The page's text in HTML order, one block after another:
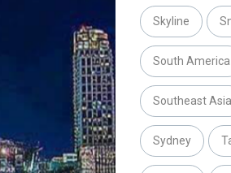
Skyline
South America
Southeast Asia
Sydney